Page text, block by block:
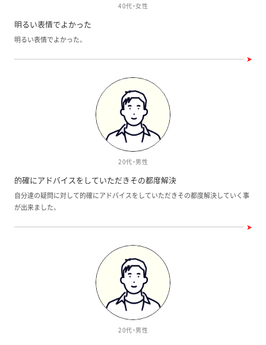
40代・女性
明るい表情でよかった
明るい表情でよかった。
20代・男性
的確にアドバイスをしていただきその都度解決
自分達の疑問に対して的確にアドバイスをしていただきその都度解決していく事
が出来ました。
20代・男性